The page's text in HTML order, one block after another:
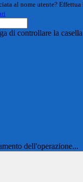
al nome utente?
di controllare la
dell'operazione...